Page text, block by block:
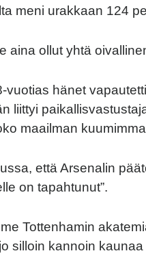
meni urakkaan 124
aina ollut yhtä
vuotias hänet
liittyi
maailman
että Arsenalin
on tapahtunut”.
Tottenhamin
silloin kannoin kaunaa